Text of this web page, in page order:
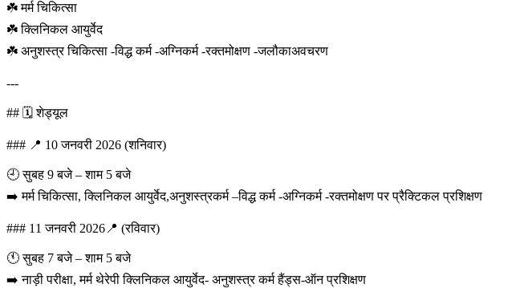
☘️ मर्म चिकित्सा
☘️ क्लिनिकल आयुर्वेद
☘️ अनुशस्त्र चिकित्सा -विद्ध कर्म -अग्निकर्म -रक्तमोक्षण -जलौकाअवचरण
---
## 🗓️ शेड्यूल
### 📍 10 जनवरी 2026 (शनिवार)
🕘 सुबह 9 बजे – शाम 5 बजे
➡️ मर्म चिकित्सा, क्लिनिकल आयुर्वेद,अनुशस्त्रकर्म –विद्ध कर्म -अग्निकर्म -रक्तमोक्षण पर प्रैक्टिकल प्रशिक्षण
### 11 जनवरी 2026📍 (रविवार)
🕚 सुबह 7 बजे – शाम 5 बजे
➡️ नाड़ी परीक्षा, मर्म थेरेपी क्लिनिकल आयुर्वेद- अनुशस्त्र कर्म हैंड्स-ऑन प्रशिक्षण